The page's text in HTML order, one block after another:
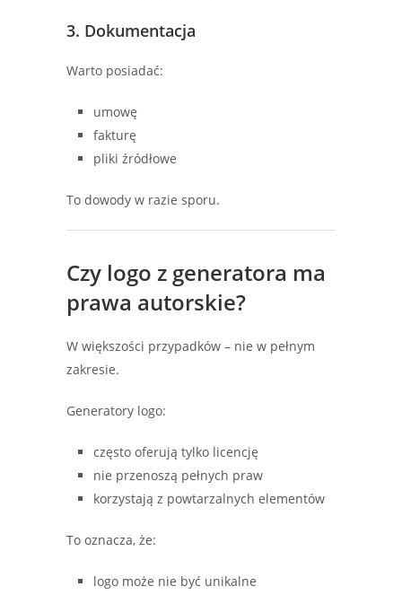
3. Dokumentacja
Warto posiadać:
umowę
fakturę
pliki źródłowe
To dowody w razie sporu.
Czy logo z generatora ma
prawa autorskie?
W większości przypadków – nie w pełnym
zakresie.
Generatory logo:
często oferują tylko licencję
nie przenoszą pełnych praw
korzystają z powtarzalnych elementów
To oznacza, że:
logo może nie być unikalne